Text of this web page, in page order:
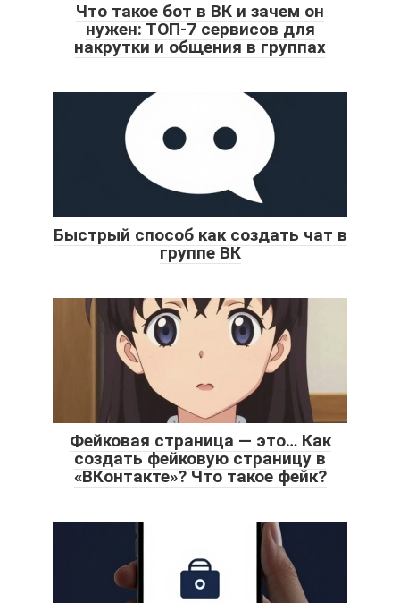
Что такое бот в ВК и зачем он
нужен: ТОП-7 сервисов для
накрутки и общения в группах
Быстрый способ как создать чат в
группе ВК
Фейковая страница — это… Как
создать фейковую страницу в
«ВКонтакте»? Что такое фейк?